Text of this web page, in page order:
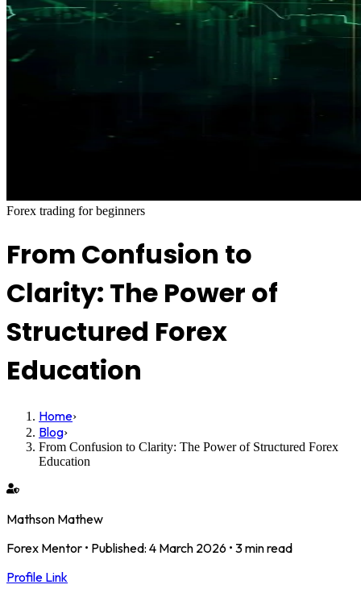
Forex trading for beginners
From Confusion to
Clarity: The Power of
Structured Forex
Education
Home›
Blog›
From Confusion to Clarity: The Power of Structured Forex
Education
Mathson Mathew
Forex Mentor • Published: 4 March 2026 • 3 min read
Profile Link